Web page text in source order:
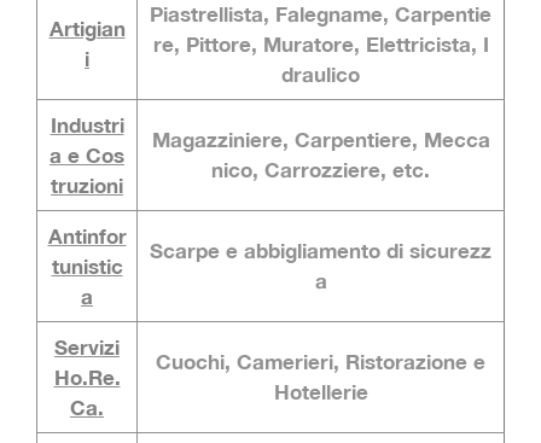
Artigian
i
Piastrellista, Falegname, Carpentie
re, Pittore, Muratore, Elettricista, I
draulico
Industri
a e Cos
truzioni
Magazziniere, Carpentiere, Mecca
nico, Carrozziere, etc.
Antinfor
tunistic
a
Scarpe e abbigliamento di sicurezz
a
Servizi
Ho.Re.
Ca.
Cuochi, Camerieri, Ristorazione e
Hotellerie